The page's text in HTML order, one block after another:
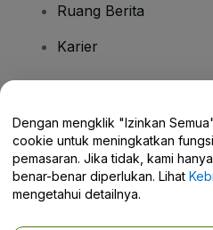
Ruang Berita
Karier
Pusat Bantuan /
Dengan mengklik "Izinkan
cookie untuk meningkatkan
pemasaran. Jika tidak, kami
benar-benar diperlukan. Lihat
mengetahui detailnya.